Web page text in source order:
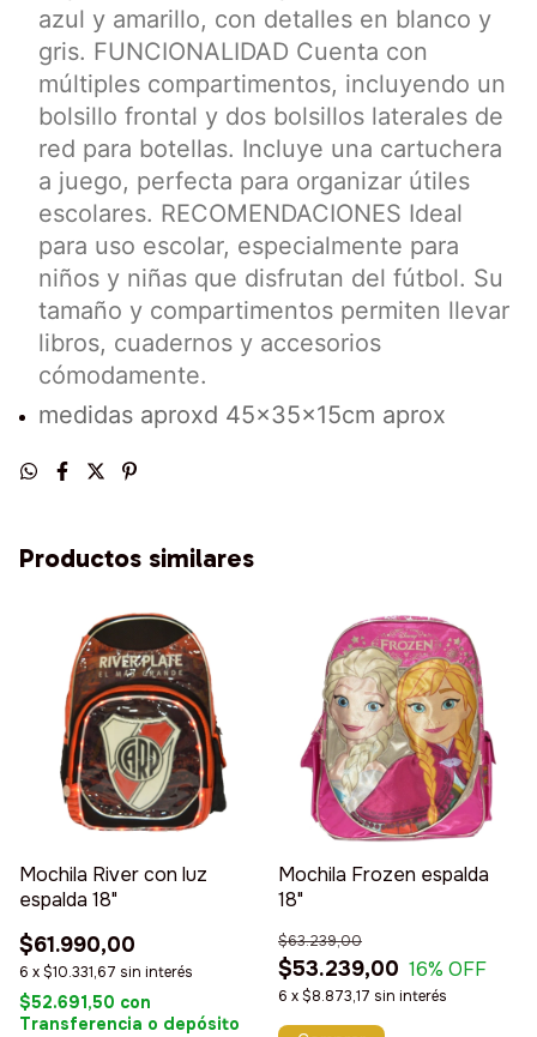
azul y amarillo, con detalles en blanco y
gris. FUNCIONALIDAD Cuenta con
múltiples compartimentos, incluyendo un
bolsillo frontal y dos bolsillos laterales de
red para botellas. Incluye una cartuchera
a juego, perfecta para organizar útiles
escolares. RECOMENDACIONES Ideal
para uso escolar, especialmente para
niños y niñas que disfrutan del fútbol. Su
tamaño y compartimentos permiten llevar
libros, cuadernos y accesorios
cómodamente.
medidas aproxd 45x35x15cm aprox
Productos similares
Mochila River con luz
espalda 18"
$61.990,00
6 x$10.331,67 sin interés
$52.691,50 con
Transferencia o depósito
Mochila Frozen espalda
18"
$53.239,00
$63.239,00
16% OFF
6 x$8.873,17 sin interés